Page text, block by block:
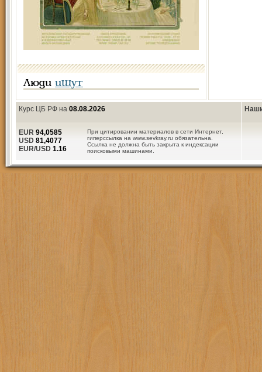
Люди ищут
Курс ЦБ РФ на 08.08.2026
При цитировании материалов в сети Интернет,
гиперссылка на www.sevkray.ru обязательна.
Ссылка не должна быть закрыта к индексации
поисковыми машинами.
EUR 94,0585
USD 81,4077
EUR/USD 1.16